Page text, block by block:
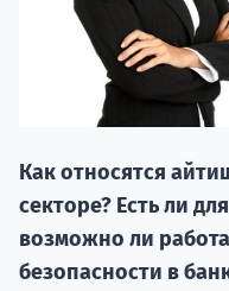
Как относятся
секторе? Есть ли
возможно ли
безопасности в